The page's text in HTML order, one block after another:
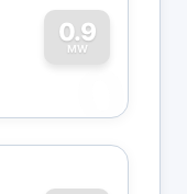
0.9
MW
0